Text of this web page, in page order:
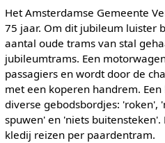
Het Amsterdamse Gemeente
75 jaar. Om dit jubileum luister
aantal oude trams van stal
jubileumtrams. Een
passagiers en wordt door de
met een koperen handrem.
diverse gebodsbordjes: 'roken',
spuwen' en 'niets
kledij reizen per paardentram.